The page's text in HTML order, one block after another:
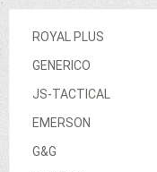
ROYAL PLUS
GENERICO
JS-TACTICAL
EMERSON
G&G